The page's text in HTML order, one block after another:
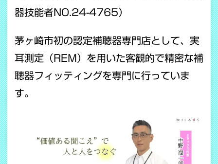
器技能者NO.24-4765）
茅ヶ崎市初の認定補聴器専門店として、実
耳測定（REM）を用いた客観的で精密な補
聴器フィッティングを専門に行っていま
す。